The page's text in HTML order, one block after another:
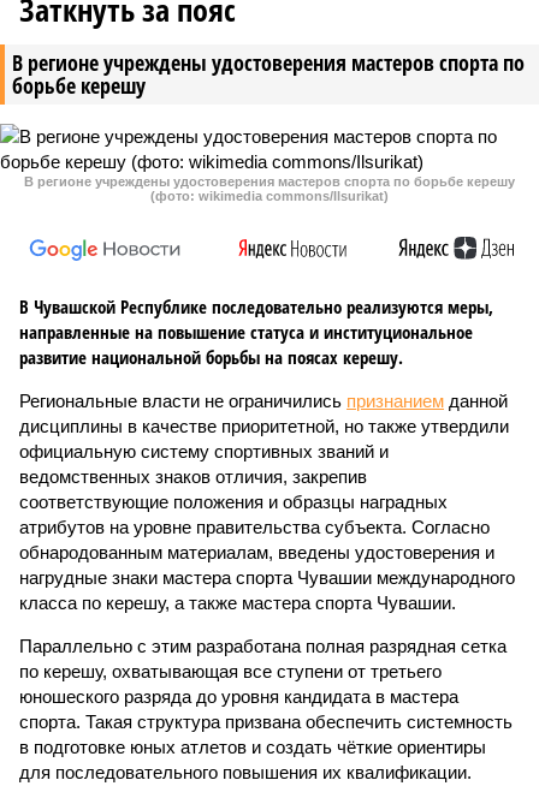
В регионе учреждены удостоверения мастеров спорта по
борьбе керешу
Заткнуть за пояс
В регионе учреждены удостоверения мастеров спорта по борьбе керешу
(фото: wikimedia commons/Ilsurikat)
В Чувашской Республике последовательно реализуются меры,
направленные на повышение статуса и институциональное
развитие национальной борьбы на поясах керешу.
Региональные власти не ограничились признанием данной
дисциплины в качестве приоритетной, но также утвердили
официальную систему спортивных званий и
ведомственных знаков отличия, закрепив
соответствующие положения и образцы наградных
атрибутов на уровне правительства субъекта. Согласно
обнародованным материалам, введены удостоверения и
нагрудные знаки мастера спорта Чувашии международного
класса по керешу, а также мастера спорта Чувашии.
Параллельно с этим разработана полная разрядная сетка
по керешу, охватывающая все ступени от третьего
юношеского разряда до уровня кандидата в мастера
спорта. Такая структура призвана обеспечить системность
в подготовке юных атлетов и создать чёткие ориентиры
для последовательного повышения их квалификации.